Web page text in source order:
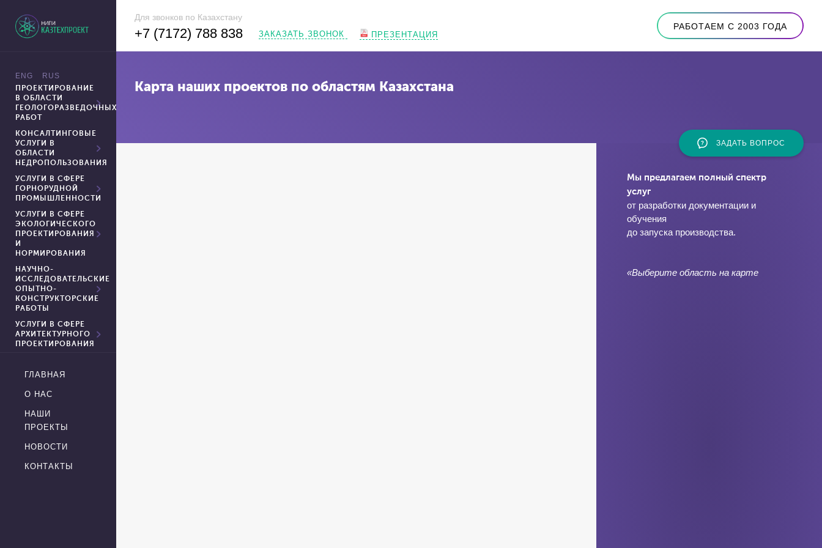
Для звонков по Казахстану
+7 (7172) 788 838 ЗАКАЗАТЬ ЗВОНОК ПРЕЗЕНТАЦИЯ
РАБОТАЕМ С 2003 ГОДА
ПРОЕКТИРОВАНИЕ
В ОБЛАСТИ
ГЕОЛОГОРАЗВЕДОЧНЫХ
РАБОТ
КОНСАЛТИНГОВЫЕ
УСЛУГИ В
ОБЛАСТИ
НЕДРОПОЛЬЗОВАНИЯ
УСЛУГИ В СФЕРЕ
ГОРНОРУДНОЙ
ПРОМЫШЛЕННОСТИ
УСЛУГИ В СФЕРЕ
ЭКОЛОГИЧЕСКОГО
ПРОЕКТИРОВАНИЯ
И
НОРМИРОВАНИЯ
НАУЧНО-
ИССЛЕДОВАТЕЛЬСКИЕ
ОПЫТНО-
КОНСТРУКТОРСКИЕ
РАБОТЫ
УСЛУГИ В СФЕРЕ
АРХИТЕКТУРНОГО
ПРОЕКТИРОВАНИЯ
ГЛАВНАЯ
О НАС
НАШИ
ПРОЕКТЫ
НОВОСТИ
КОНТАКТЫ
Карта наших проектов по областям Казахстана
ЗАДАТЬ ВОПРОС
Мы предлагаем полный спектр
услуг
от разработки документации и
обучения
до запуска производства.
«Выберите область на карте